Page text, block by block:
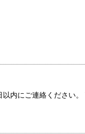
内にご連絡ください